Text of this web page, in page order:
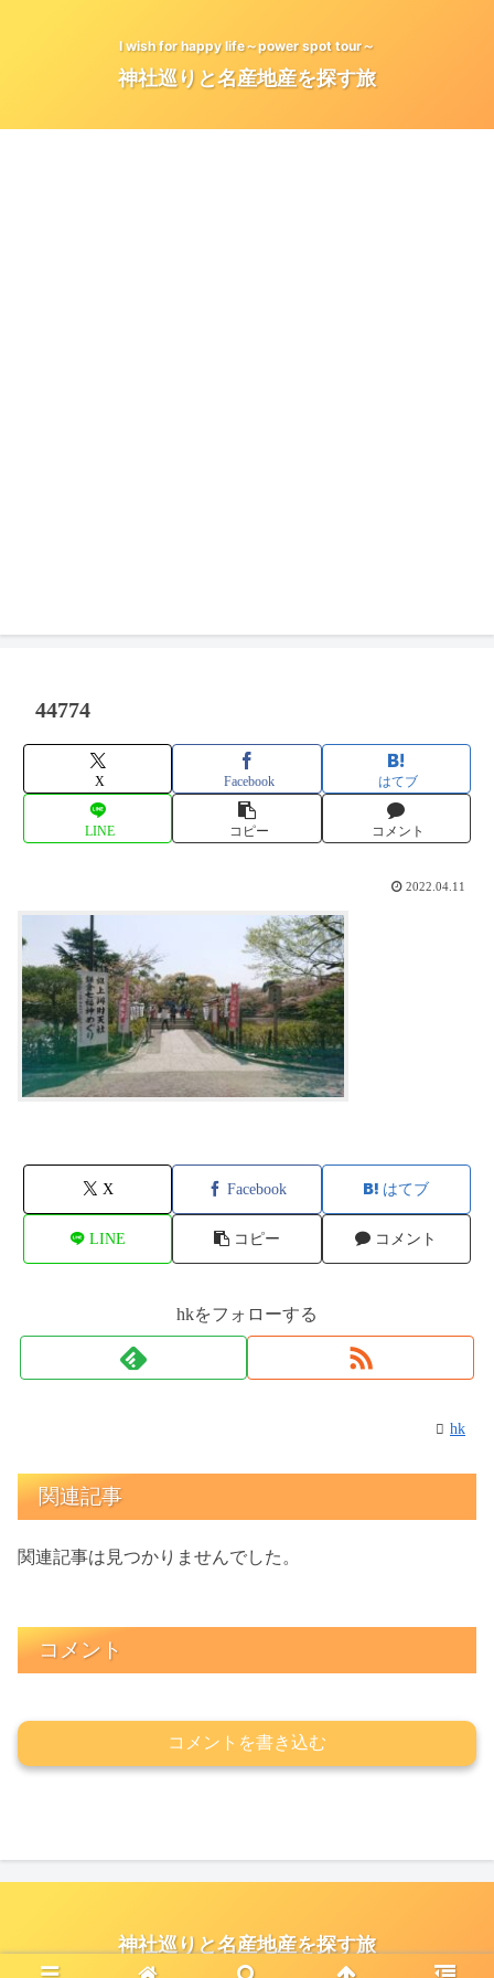
I wish for happy life～power spot tour～
神社巡りと名産地産を探す旅
44774
X Facebook はてブ
LINE コピー コメント
2022.04.11
X Facebook はてブ
LINE コピー コメント
hkをフォローする
hk
関連記事
関連記事は見つかりませんでした。
コメント
コメントを書き込む
神社巡りと名産地産を探す旅